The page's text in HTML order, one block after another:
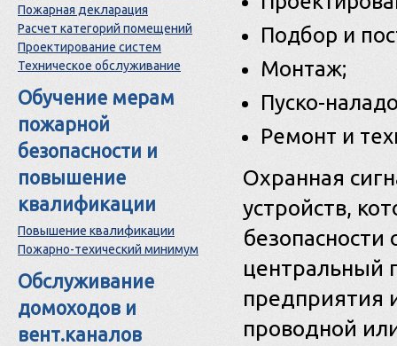
Пожарная декларация
Расчет категорий помещений
Проектирование систем
Техническое обслуживание
Обучение мерам
пожарной
безопасности и
повышение
квалификации
Повышение квалификации
Пожарно-техический минимум
Обслуживание
домоходов и
вент.каналов
Подбор и
Монтаж;
Пуско-
Ремонт и
Охранная
устройств,
центральный
предприятия
проводной